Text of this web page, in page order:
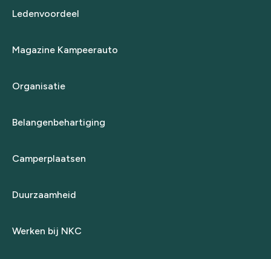
Ledenvoordeel
Magazine Kampeerauto
Organisatie
Belangenbehartiging
Camperplaatsen
Duurzaamheid
Werken bij NKC